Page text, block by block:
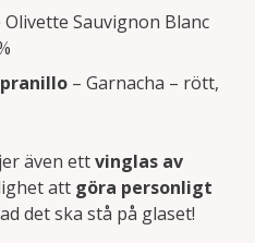
Olivette Sauvignon Blanc
– Garnacha – rött,
även ettvinglas av
att göra personligt
det ska stå på glaset!